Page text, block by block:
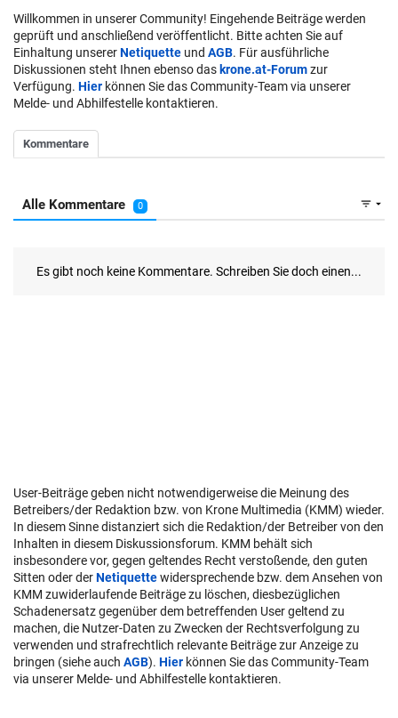
Willkommen in unserer Community! Eingehende Beiträge werden
geprüft und anschließend veröffentlicht. Bitte achten Sie auf
Einhaltung unsererNetiquette und AGB. Für ausführliche
Diskussionen steht Ihnen ebenso das krone.at-Forumzur
Verfügung. Hier können Sie das Community-Team via unserer
Melde- und Abhilfestelle kontaktieren.
User-Beiträge geben nicht notwendigerweise die Meinung des
Betreibers/der Redaktion bzw. von Krone Multimedia (KMM) wieder.
In diesem Sinne distanziert sich die Redaktion/der Betreiber von den
Inhalten in diesem Diskussionsforum. KMM behält sich
insbesondere vor, gegen geltendes Recht verstoßende, den guten
Sitten oder derNetiquettewidersprechende bzw. dem Ansehen von
KMM zuwiderlaufende Beiträge zu löschen, diesbezüglichen
Schadenersatz gegenüber dem betreffenden User geltend zu
machen, die Nutzer-Daten zu Zwecken der Rechtsverfolgung zu
verwenden und strafrechtlich relevante Beiträge zur Anzeige zu
bringen (siehe auch AGB). Hier können Sie das Community-Team
via unserer Melde- und Abhilfestelle kontaktieren.